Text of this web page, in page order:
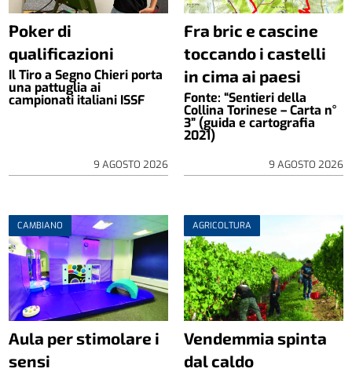
Poker di
qualificazioni
Il Tiro a Segno Chieri porta
una pattuglia ai
campionati italiani ISSF
9 AGOSTO 2026
Fra bric e cascine
toccando i castelli
in cima ai paesi
Fonte: “Sentieri della
Collina Torinese – Carta n°
3” (guida e cartografia
2021)
9 AGOSTO 2026
CAMBIANO
Aula per stimolare i
sensi
AGRICOLTURA
Vendemmia spinta
dal caldo